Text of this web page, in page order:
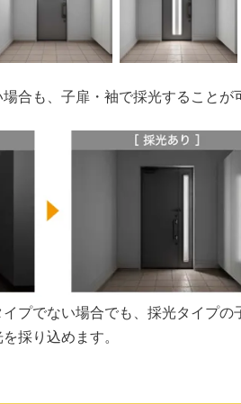
合も、子扉・袖で採光することが
プでない場合でも、採光タイプの
採り込めます。